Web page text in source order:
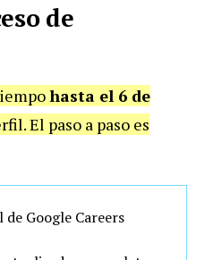
de
hasta el 6 de
El paso a paso es
Google Careers